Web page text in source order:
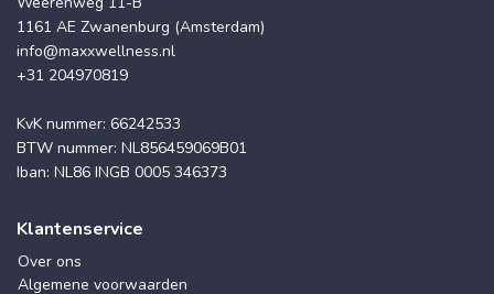
1161 AE Zwanenburg (Amsterdam)
info@maxxwellness.nl
+31 204970819
KvK nummer: 66242533
BTW nummer: NL856459069B01
Iban: NL86 INGB 0005 346373
Klantenservice
Over ons
Algemene voorwaarden